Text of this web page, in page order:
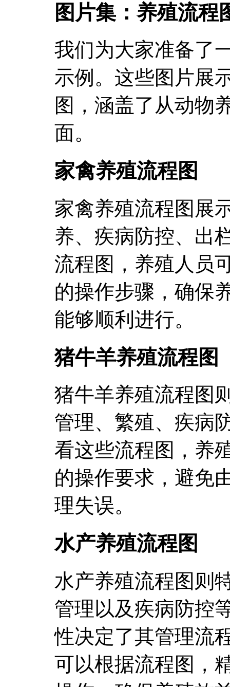
图片集：养殖流程
我们为大家准备了
示例。这些图片展
图，涵盖了从动物
面。
家禽养殖流程图
家禽养殖流程图展
养、疾病防控、出
流程图，养殖人员
的操作步骤，确保
能够顺利进行。
猪牛羊养殖流程图
猪牛羊养殖流程图
管理、繁殖、疾病
看这些流程图，养
的操作要求，避免
理失误。
水产养殖流程图
水产养殖流程图则
管理以及疾病防控
性决定了其管理流
可以根据流程图，